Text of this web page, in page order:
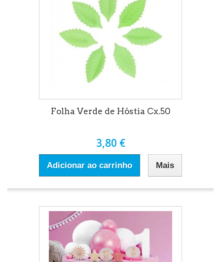
Folha Verde de Hóstia Cx.50
3,80 €
Adicionar ao carrinho Mais